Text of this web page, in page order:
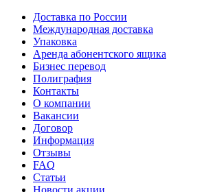
Доставка по России
Международная доставка
Упаковка
Аренда абонентского ящика
Бизнес перевод
Полиграфия
Контакты
О компании
Вакансии
Договор
Информация
Отзывы
FAQ
Статьи
Новости акции